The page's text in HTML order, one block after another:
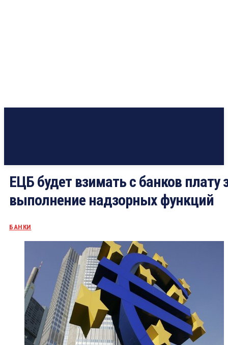
ЕЦБ будет взимать с банков плату
выполнение надзорных функций
БАНКИ